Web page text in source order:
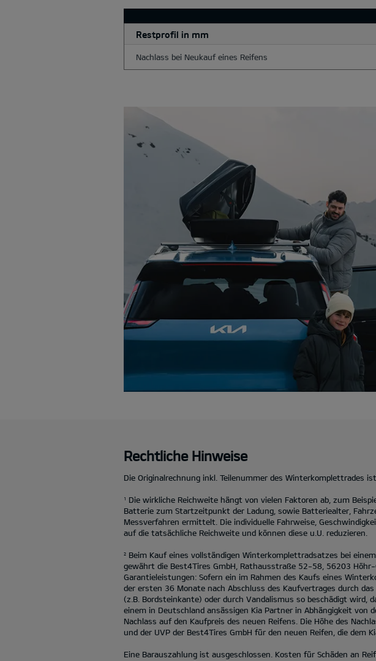
Restprofil in mm
Nachlass bei Neukauf eines Reifens
Rechtliche Hinweise
Die Originalrechnung inkl. Teilenummer des Winterkomplettrades
1
Die wirkliche Reichweite hängt von vielen Faktoren ab, zum
Batterie zum Startzeitpunkt der Ladung, sowie Batteriealter,
Messverfahren ermittelt. Die individuelle Fahrweise,
auf die tatsächliche Reichweite und können diese u.U. reduzieren.
2
Beim Kauf eines vollständigen Winterkomplettradsatzes bei
gewährt die Best4Tires GmbH, Rathausstraße 52-58, 56203
Garantieleistungen: Sofern ein im Rahmen des Kaufs eines
der ersten 36 Monate nach Abschluss des Kaufvertrages durch
(z.B. Bordsteinkante) oder durch Vandalismus so beschädigt
einem in Deutschland ansässigen Kia Partner in Abhängigkeit
Nachlass auf den Kaufpreis des neuen Reifens. Die Höhe des
und der UVP der Best4Tires GmbH für den neuen Reifen, die dem
Eine Barauszahlung ist ausgeschlossen. Kosten für Schäden an